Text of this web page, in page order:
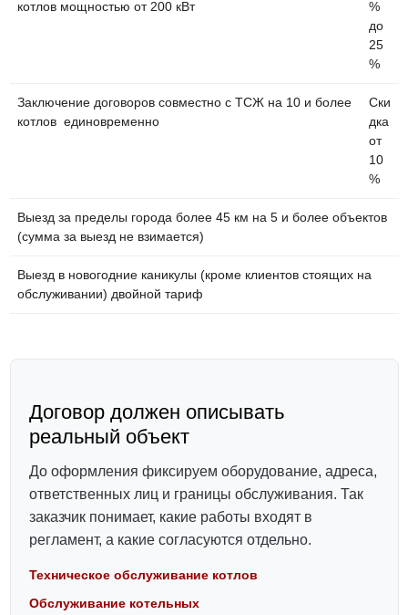
котлов мощностью от 200 кВт
%
до
25
%
Заключение договоров совместно с ТСЖ на 10 и более
котлов единовременно
Ски
дка
от
10
%
Выезд за пределы города более 45 км на 5 и более объектов
(сумма за выезд не взимается)
Выезд в новогодние каникулы (кроме клиентов стоящих на
обслуживании) двойной тариф
Договор должен описывать
реальный объект
До оформления фиксируем оборудование, адреса,
ответственных лиц и границы обслуживания. Так
заказчик понимает, какие работы входят в
регламент, а какие согласуются отдельно.
Техническое обслуживание котлов
Обслуживание котельных